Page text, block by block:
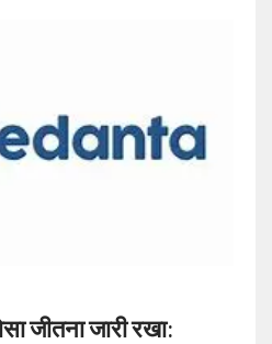
जीतना जारी रखा: